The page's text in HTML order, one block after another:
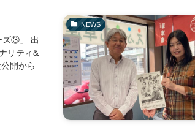
NEWS
ズ③」 出
リティ&
開から